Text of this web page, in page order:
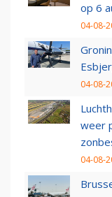
op 6
04-08-
04-08-
weer
04-08-